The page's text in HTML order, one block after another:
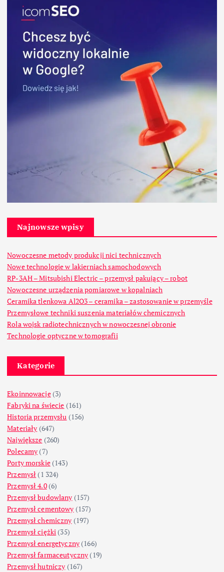
Najnowsze wpisy
Nowoczesne metody produkcji nici technicznych
Nowe technologie w lakierniach samochodowych
RP-3AH – Mitsubishi Electric – przemysł pakujący – robot
Nowoczesne urządzenia pomiarowe w kopalniach
Ceramika tlenkowa Al2O3 – ceramika – zastosowanie w przemyśle
Przemysłowe techniki suszenia materiałów chemicznych
Rola wojsk radiotechnicznych w nowoczesnej obronie
Technologie optyczne w tomografii
Kategorie
Ekoinnowacje(3)
Fabryki na świecie (161)
Historia przemysłu (156)
Materiały (647)
Największe (260)
Polecamy (7)
Porty morskie(143)
Przemysł (1 324)
Przemysł 4.0(6)
Przemysł budowlany (157)
Przemysł cementowy (157)
Przemysł chemiczny (197)
Przemysł ciężki (35)
Przemysł energetyczny (166)
Przemysł farmaceutyczny (19)
Przemysł hutniczy (167)